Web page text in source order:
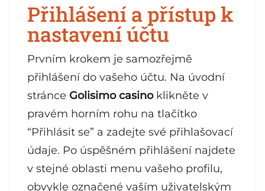
Přihlášení a přístup k
nastavení účtu
Prvním krokem je samozřejmě
přihlášení do vašeho účtu. Na úvodní
stránce Golisimo casinoklikněte v
pravém horním rohu na tlačítko
“Přihlásit se” a zadejte své přihlašovací
údaje. Po úspěšném přihlášení najdete
v stejné oblasti menu vašeho profilu,
obvykle označené vaším uživatelským